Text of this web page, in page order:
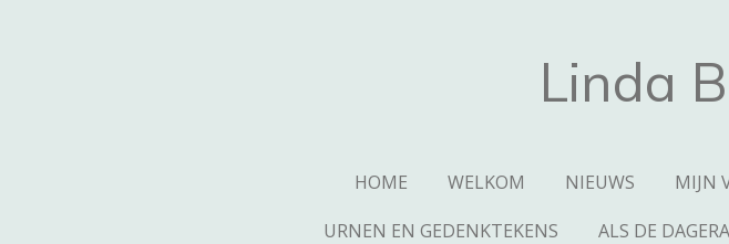
Linda
HOME WELKOM NIEUWS MIJN
URNEN EN GEDENKTEKENS
ALS DE